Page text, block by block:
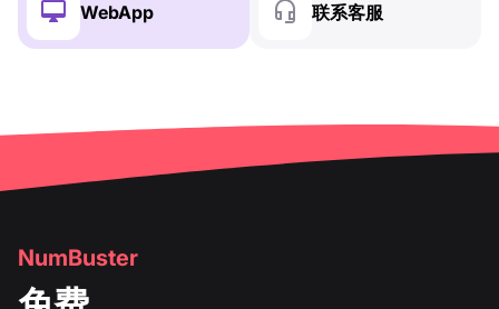
WebApp 联系客服
NumBuster